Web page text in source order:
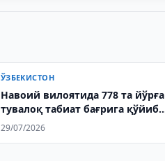
ЎЗБЕКИСТОН
Навоий вилоятида 778 та йўрға
тувалоқ табиат бағрига қўйиб
юборилди
29/07/2026